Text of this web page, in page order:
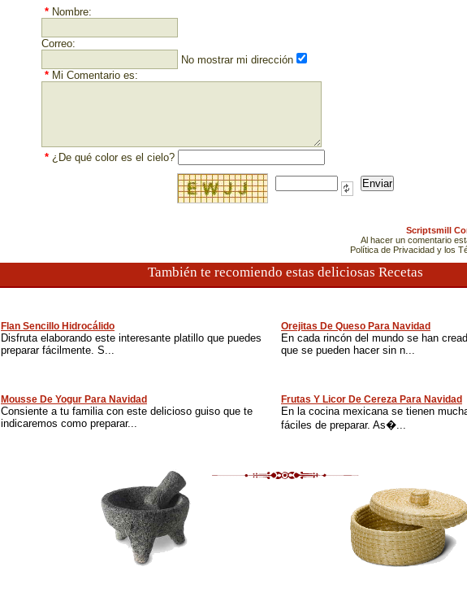
* Nombre:
Correo:
No mostrar mi dirección
* Mi Comentario es:
* ¿De qué color es el cielo?
Scriptsmill
Al hacer un comentario
Política de Privacidad y los
También te recomiendo estas deliciosas Recetas
Flan Sencillo Hidrocálido
Disfruta elaborando este interesante platillo que puedes
preparar fácilmente. S...
Orejitas De Queso Para Navidad
En cada rincón del mundo se han
que se pueden hacer sin n...
Mousse De Yogur Para Navidad
Consiente a tu familia con este delicioso guiso que te
indicaremos como preparar...
Frutas Y Licor De Cereza Para Navidad
En la cocina mexicana se tienen
fáciles de preparar. As�...